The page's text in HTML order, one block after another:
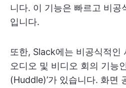
니다. 이 기능은 빠르고 비공
입니다.
또한, Slack에는 비공식적인
오디오 및 비디오 회의 기능
(Huddle)’가 있습니다. 화면